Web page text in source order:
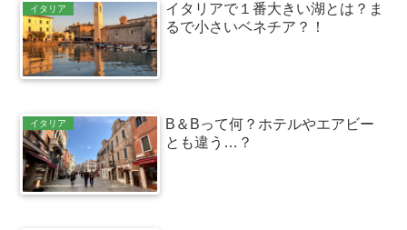
イタリア
イタリアで１番大きい湖とは？ま
るで小さいベネチア？！
イタリア
B＆Bって何？ホテルやエアビー
とも違う…？